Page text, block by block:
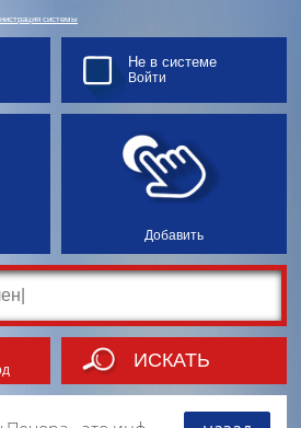
системы
Добавить
Не в системе
Войти
ИСКАТЬ